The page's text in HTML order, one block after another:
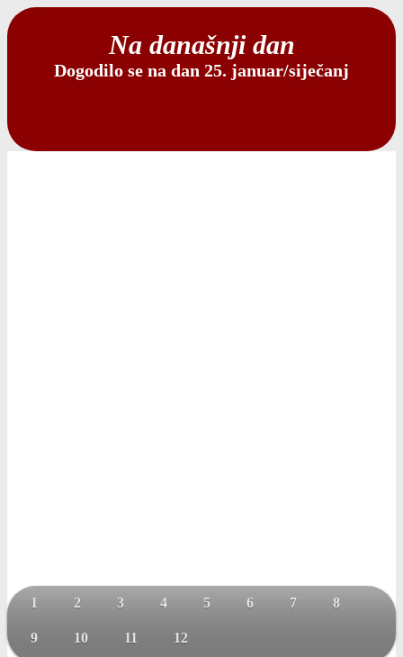
Na današnji dan
Dogodilo se na dan 25. januar/siječanj
1 2 3 4 5 6 7 8
9 10 11 12